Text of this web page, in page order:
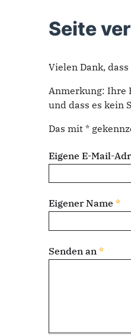
Seite
Vielen Dank,
Anmerkung: Ihre
und dass es kein
Das mit *
Eigene E-Mail-
Eigener Name *
Senden an *